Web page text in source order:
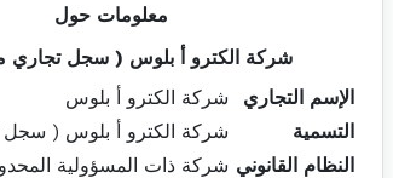
معلومات حول
شركة الكترو أ بلوس ( سجل
الإسم التجاري
شركة الكترو أ بلوس
التسمية
شركة الكترو أ بلوس (
النظام القانوني شركة ذات المسؤولية